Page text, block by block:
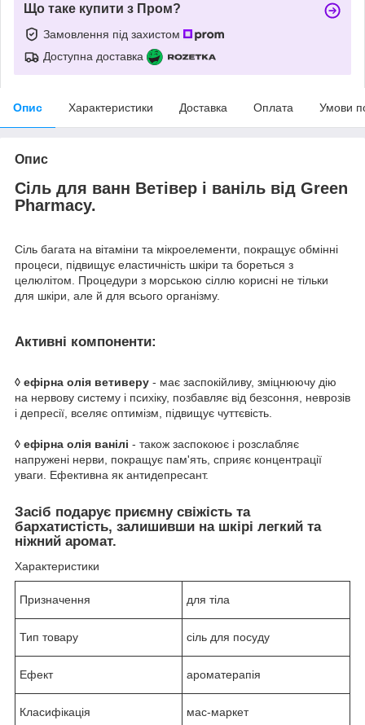
Що таке купити з Пром?
Замовлення під захистом
Доступна доставка
Опис Характеристики Доставка Оплата Умови
Опис
Сіль для ванн Ветівер і ваніль від Green
Pharmacy.
Сіль багата на вітаміни та мікроелементи, покращує обмінні
процеси, підвищує еластичність шкіри та бореться з
целюлітом. Процедури з морською сіллю корисні не тільки
для шкіри, але й для всього організму.
Активні компоненти:
◊ ефірна олія ветиверу - має заспокійливу, зміцнюючу дію
на нервову систему і психіку, позбавляє від безсоння, неврозів
і депресії, вселяє оптимізм, підвищує чуттєвість.
◊ ефірна олія ванілі - також заспокоює і розслабляє
напружені нерви, покращує пам'ять, сприяє концентрації
уваги. Ефективна як антидепресант.
Засіб подарує приємну свіжість та
бархатистість, залишивши на шкірі легкий та
ніжний аромат.
Характеристики
Призначення для тіла
Тип товару сіль для посуду
Ефект ароматерапія
Класифікація мас-маркет